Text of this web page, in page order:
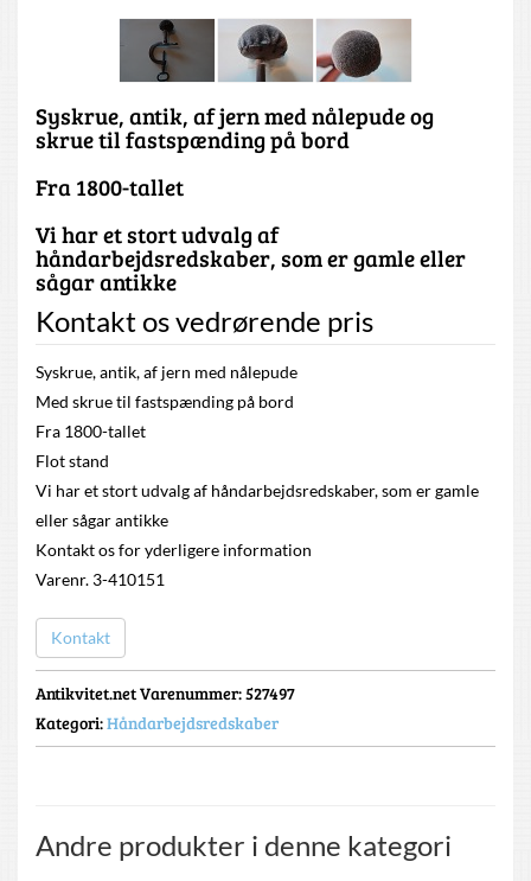
Syskrue, antik, af jern med nålepude og
skrue til fastspænding på bord
Fra 1800-tallet
Vi har et stort udvalg af
håndarbejdsredskaber, som er gamle eller
sågar antikke
Kontakt os vedrørende pris
Syskrue, antik, af jern med nålepude
Med skrue til fastspænding på bord
Fra 1800-tallet
Flot stand
Vi har et stort udvalg af håndarbejdsredskaber, som er gamle
eller sågar antikke
Kontakt os for yderligere information
Varenr. 3-410151
Kontakt
Antikvitet.net Varenummer: 527497
Kategori:Håndarbejdsredskaber
Andre produkter i denne kategori